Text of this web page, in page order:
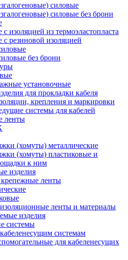
силовые
силовые без брони
изоляцией из термоэластопласта
с резиновой изоляцией
без брони
установочные
для прокладки кабеля
крепления и маркировки
системы для кабелей
ленты
(хомуты) металлические
(хомуты) пластиковые и
к ним
изделия
ленты
ленты и материалы
изделия
системы
системам
для кабеленесущих